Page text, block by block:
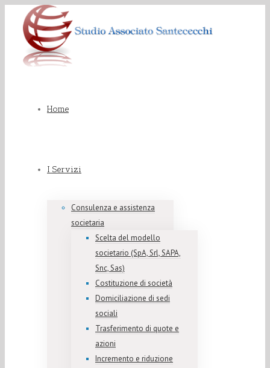
Home
I Servizi
Consulenza e assistenza
societaria
Scelta del modello
societario (SpA, Srl, SAPA,
Snc, Sas)
Costituzione di società
Domiciliazione di sedi
sociali
Trasferimento di quote e
azioni
Incremento e riduzione